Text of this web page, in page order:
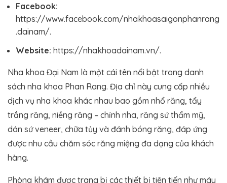
Facebook:
https://www.facebook.com/nhakhoasaigonphanrang
.dainam/.
Website: https://nhakhoadainam.vn/.
Nha khoa Đại Nam là một cái tên nổi bật trong danh
sách nha khoa Phan Rang. Địa chỉ này cung cấp nhiều
dịch vụ nha khoa khác nhau bao gồm nhổ răng, tẩy
trắng răng, niềng răng – chỉnh nha, răng sứ thẩm mỹ,
dán sứ veneer, chữa tủy và đánh bóng răng, đáp ứng
được nhu cầu chăm sóc răng miệng đa dạng của khách
hàng.
Phòng khám được trang bị các thiết bị tiên tiến như máy